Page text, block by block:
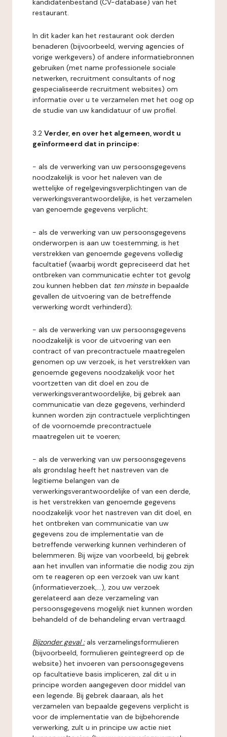
kandidatenbestand (CV-database) van het
restaurant.
In dit kader kan het restaurant ook derden
benaderen (bijvoorbeeld, werving agencies of
vorige werkgevers) of andere informatiebronnen
gebruiken (met name professionele sociale
netwerken, recruitment consultants of nog
gespecialiseerde recruitment websites) om
informatie over u te verzamelen met het oog op
de studie van uw kandidatuur of uw profiel.
3.2 Verder, en over het algemeen, wordt u
geïnformeerd dat in principe:
- als de verwerking van uw persoonsgegevens
noodzakelijk is voor het naleven van de
wettelijke of regelgevingsverplichtingen van de
verwerkingsverantwoordelijke, is het verzamelen
van genoemde gegevens verplicht;
- als de verwerking van uw persoonsgegevens
onderworpen is aan uw toestemming, is het
verstrekken van genoemde gegevens volledig
facultatief (waarbij wordt gepreciseerd dat het
ontbreken van communicatie echter tot gevolg
zou kunnen hebben dat ten minstein bepaalde
gevallen de uitvoering van de betreffende
verwerking wordt verhinderd);
- als de verwerking van uw persoonsgegevens
noodzakelijk is voor de uitvoering van een
contract of van precontractuele maatregelen
genomen op uw verzoek, is het verstrekken van
genoemde gegevens noodzakelijk voor het
voortzetten van dit doel en zou de
verwerkingsverantwoordelijke, bij gebrek aan
communicatie van deze gegevens, verhinderd
kunnen worden zijn contractuele verplichtingen
of de voornoemde precontractuele
maatregelen uit te voeren;
- als de verwerking van uw persoonsgegevens
als grondslag heeft het nastreven van de
legitieme belangen van de
verwerkingsverantwoordelijke of van een derde,
is het verstrekken van genoemde gegevens
noodzakelijk voor het nastreven van dit doel, en
het ontbreken van communicatie van uw
gegevens zou de implementatie van de
betreffende verwerking kunnen verhinderen of
belemmeren. Bij wijze van voorbeeld, bij gebrek
aan het invullen van informatie die nodig zou zijn
om te reageren op een verzoek van uw kant
(informatieverzoek,...), zou uw verzoek
gerelateerd aan deze verzameling van
persoonsgegevens mogelijk niet kunnen worden
behandeld of de behandeling ervan vertraagd.
Bijzonder geval : als verzamelingsformulieren
(bijvoorbeeld, formulieren geïntegreerd op de
website) het invoeren van persoonsgegevens
op facultatieve basis impliceren, zal dit u in
principe worden aangegeven door middel van
een legende. Bij gebrek daaraan, als het
verzamelen van bepaalde gegevens verplicht is
voor de implementatie van de bijbehorende
verwerking, zult u in principe uw actie niet